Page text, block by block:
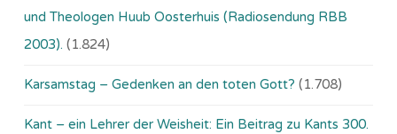
und Theologen Huub Oosterhuis (Ra­dio­sen­dung RBB
2003). (1.824)
Karsamstag – Gedenken an den toten Gott? (1.708)
Kant – ein Lehrer der Weisheit: Ein Beitrag zu Kants 300.